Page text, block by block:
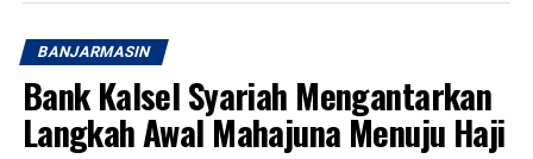
BANJARMASIN
Bank Kalsel Syariah Mengantarkan
Langkah Awal Mahajuna Menuju Haji